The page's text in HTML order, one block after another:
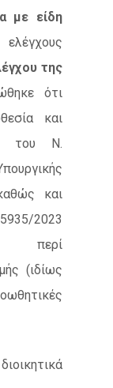
με είδη
της
ότι
και
του Ν.
και
2023
περί
(ιδίως